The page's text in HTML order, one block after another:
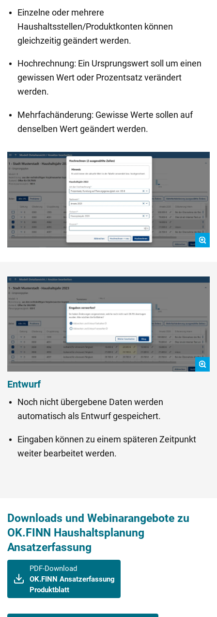
Einzelne oder mehrere
Haushaltsstellen/Produktkonten können
gleichzeitig geändert werden.
Hochrechnung: Ein Ursprungswert soll um einen
gewissen Wert oder Prozentsatz verändert
werden.
Mehrfachänderung: Gewisse Werte sollen auf
denselben Wert geändert werden.
Entwurf
Noch nicht übergebene Daten werden
automatisch als Entwurf gespeichert.
Eingaben können zu einem späteren Zeitpunkt
weiter bearbeitet werden.
Downloads und Webinarangebote zu
OK.FINN Haushaltsplanung
Ansatzerfassung
PDF-Download
OK.FINN Ansatzerfassung
Produktblatt